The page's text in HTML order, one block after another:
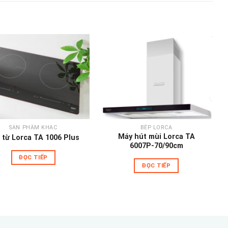
Add to
wishlist
SẢN PHẨM KHÁC
từ Lorca TA 1006 Plus
ĐỌC TIẾP
BẾP LORCA
Máy hút mùi Lorca TA
6007P-70/90cm
ĐỌC TIẾP